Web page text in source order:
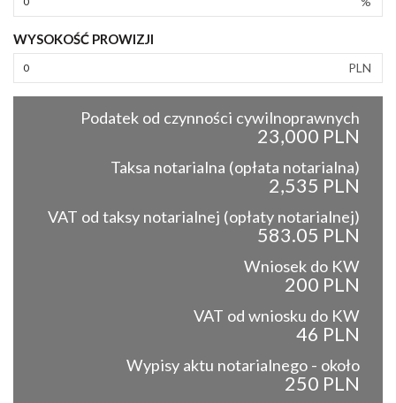
WYSOKOŚĆ PROWIZJI
PLN
Podatek od czynności cywilnoprawnych
23,000 PLN
Taksa notarialna (opłata notarialna)
2,535 PLN
VAT od taksy notarialnej (opłaty notarialnej)
583.05 PLN
Wniosek do KW
200 PLN
VAT od wniosku do KW
46 PLN
Wypisy aktu notarialnego - około
250 PLN